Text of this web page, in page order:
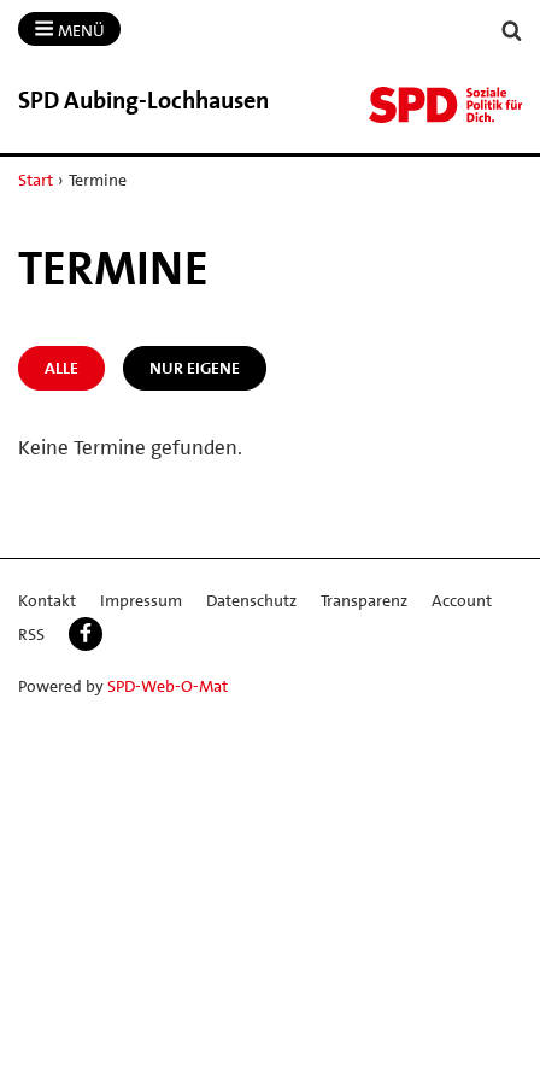
MENÜ
SPD Aubing-​Lochhausen
Start › Termine
TERMINE
ALLE NUR EIGENE
Keine Termine gefunden.
Kontakt Impressum Datenschutz Transparenz
Account
RSS
Powered bySPD-Web-O-Mat